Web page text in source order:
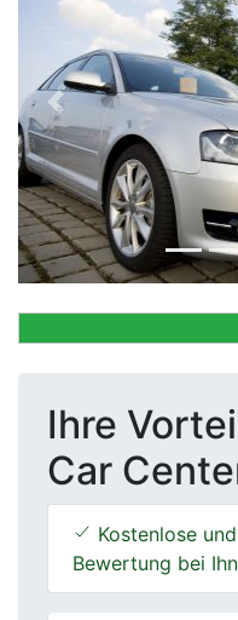
Previous
Ihre
Car
Kostenlose
Bewertung bei